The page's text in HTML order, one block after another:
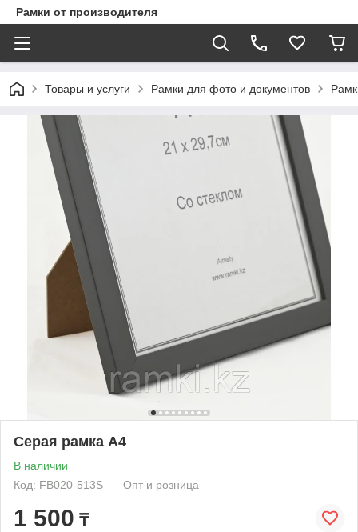
Рамки от производителя
Товары и услуги Рамки для фото и документов
Серая рамка А4
В наличии
Код: FB020-513S
Опт и розница
1 500 ₸